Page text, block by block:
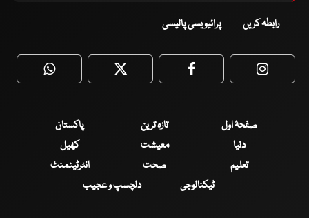
رابطہ کریں پرائیویسی پالیسی
WhatsApp Twitter Facebook
صفحۂ اول تازہ ترین
پاکستان
دنیا
معیشت
کھیل
تعلیم
صحت
انٹرٹینمنٹ
ٹیکنالوجی
دلچسپ و عجیب